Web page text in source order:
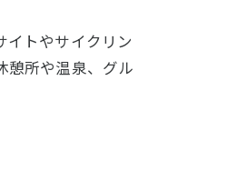
イトやサイクリン
憩所や温泉、グル